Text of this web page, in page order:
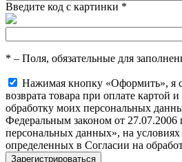
Введите код с картинки *
* – Поля, обязательные для
Нажимая кнопку «Оформить», я
возврата товара при оплате картой
обработку моих персональных
Федеральным законом от
персональных данных», на условиях
определенных в Согласии на